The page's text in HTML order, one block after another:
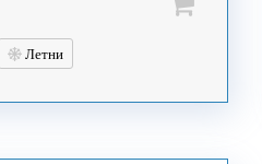
Летни